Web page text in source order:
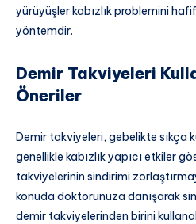
yürüyüşler kabızlık problemini
yöntemdir.
Demir Takviyeleri
Öneriler
Demir takviyeleri, gebelikte sıkça
genellikle kabızlık yapıcı etkiler
takviyelerinin sindirimi
konuda doktorunuza danışarak
demir takviyelerinden birini